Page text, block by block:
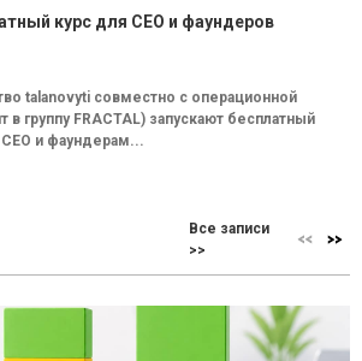
курс для CEO и фаундеров
talanovyti совместно с операционной
группу FRACTAL) запускают бесплатный
и фаундерам...
Все записи
>>